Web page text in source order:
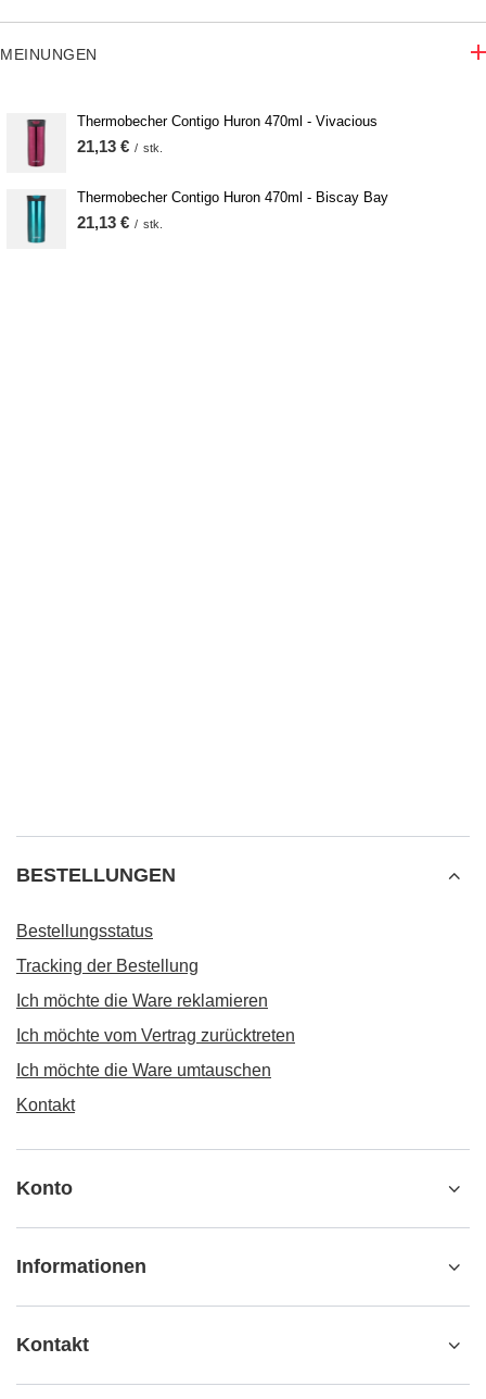
MEINUNGEN
Thermobecher Contigo Huron 470ml - Vivacious
21,13 € / stk.
Thermobecher Contigo Huron 470ml - Biscay Bay
21,13 € / stk.
BESTELLUNGEN
Bestellungsstatus
Tracking der Bestellung
Ich möchte die Ware reklamieren
Ich möchte vom Vertrag zurücktreten
Ich möchte die Ware umtauschen
Kontakt
Konto
Informationen
Kontakt